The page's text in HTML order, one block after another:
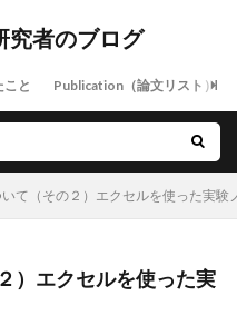
究者のブログ
こと Publication（論文リスト）
て（その２）エクセルを使った実験
）エクセルを使った実